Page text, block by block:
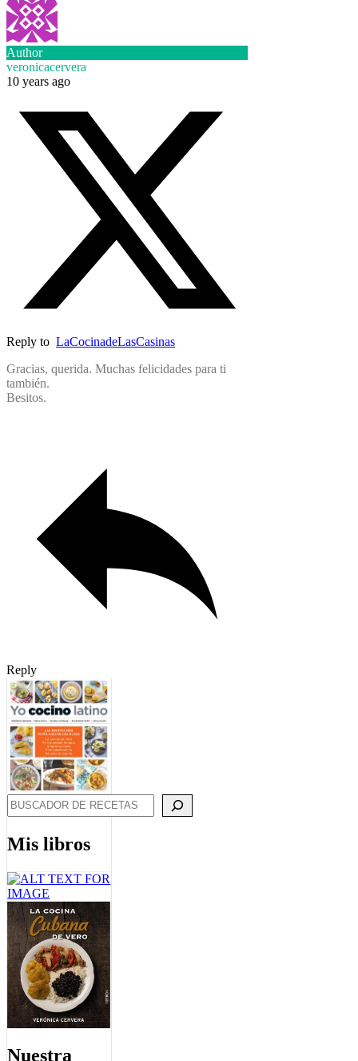
Author
veronicacervera
10 years ago
Reply to LaCocinadeLasCasinas
Gracias, querida. Muchas felicidades para ti
también.
Besitos.
Reply
Search
Mis libros
Nuestra